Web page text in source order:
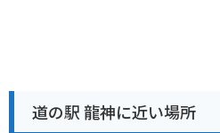
道の駅 龍神に近い場所